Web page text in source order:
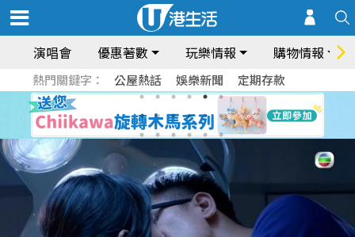
演唱會 優惠著數 玩樂情報 購物情報
熱門關鍵字： 公屋熱話 娛樂新聞 定期存款